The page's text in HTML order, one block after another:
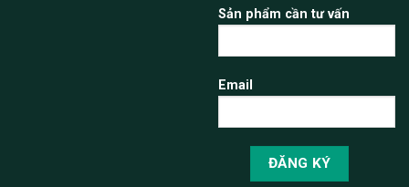
Sản phẩm cần tư vấn
Email